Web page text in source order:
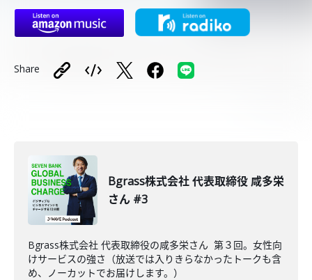
Share
Bgrass株式会社 代表取締役 咸多栄
さん #3
Bgrass株式会社 代表取締役の咸多栄さん 第３回。女性向
けサービスの強さ（放送では入りきらなかったトークも含
め、ノーカットでお届けします。）